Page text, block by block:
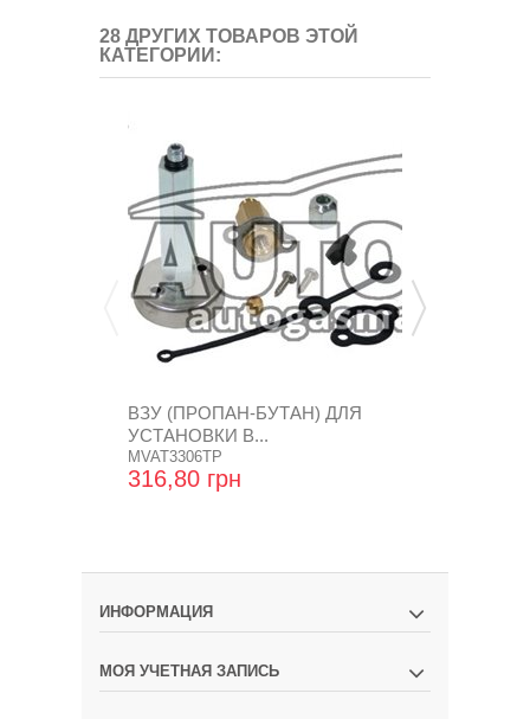
28 ДРУГИХ ТОВАРОВ ЭТОЙ
КАТЕГОРИИ:
ВЗУ (ПРОПАН-БУТАН) ДЛЯ
УСТАНОВКИ В...
MVAT3306TP
316,80 грн
ИНФОРМАЦИЯ
МОЯ УЧЕТНАЯ ЗАПИСЬ